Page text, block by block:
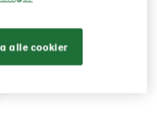
alle cookier